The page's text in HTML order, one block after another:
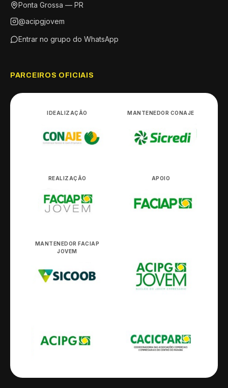
Ponta Grossa — PR
@acipgjovem
Entrar no grupo do WhatsApp
PARCEIROS OFICIAIS
IDEALIZAÇÃO MANTENEDOR CONAJE
REALIZAÇÃO APOIO
MANTENEDOR FACIAP
JOVEM